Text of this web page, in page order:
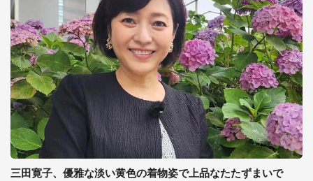
三田寛子、優雅な淡い黄色の着物姿で上品なたたずまいで